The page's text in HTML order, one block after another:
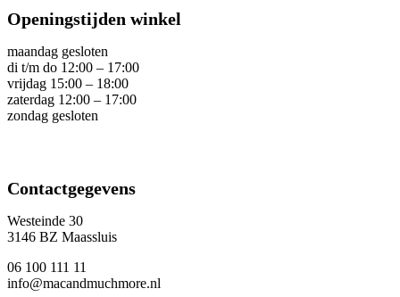
Openingstijden winkel
maandag gesloten
di t/m do 12:00 – 17:00
vrijdag 15:00 – 18:00
zaterdag 12:00 – 17:00
zondag gesloten
Contactgegevens
Westeinde 30
3146 BZ Maassluis
06 100 111 11
info@macandmuchmore.nl